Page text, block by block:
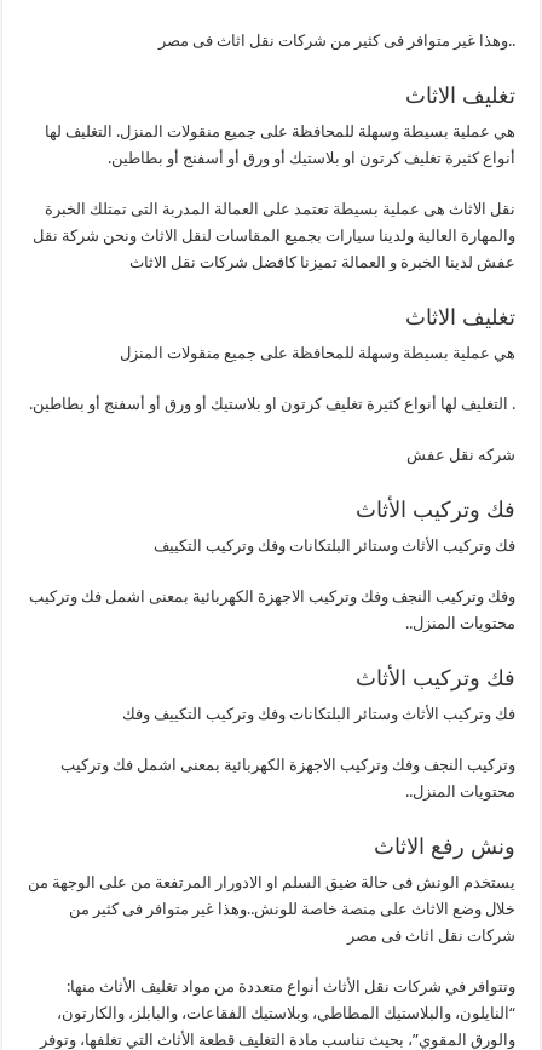
..وهذا غير متوافر فى كثير من شركات نقل اثاث فى مصر
تغليف الاثاث
هي عملية بسيطة وسهلة للمحافظة على جميع منقولات المنزل. التغليف لها
أنواع كثيرة تغليف كرتون او بلاستيك أو ورق أو أسفنج أو بطاطين.
نقل الاثاث هى عملية بسيطة تعتمد على العمالة المدربة التى تمتلك الخبرة
والمهارة العالية ولدينا سيارات بجميع المقاسات لنقل الاثاث ونحن شركة نقل
عفش لدينا الخبرة و العمالة تميزنا كافضل شركات نقل الاثاث
تغليف الاثاث
هي عملية بسيطة وسهلة للمحافظة على جميع منقولات المنزل
. التغليف لها أنواع كثيرة تغليف كرتون او بلاستيك أو ورق أو أسفنج أو بطاطين.
شركه نقل عفش
فك وتركيب الأثاث
فك وتركيب الأثاث وستائر البلتكانات وفك وتركيب التكييف
وفك وتركيب النجف وفك وتركيب الاجهزة الكهربائية بمعنى اشمل فك وتركيب
محتويات المنزل..
فك وتركيب الأثاث
فك وتركيب الأثاث وستائر البلتكانات وفك وتركيب التكييف وفك
وتركيب النجف وفك وتركيب الاجهزة الكهربائية بمعنى اشمل فك وتركيب
محتويات المنزل..
ونش رفع الاثاث
يستخدم الونش فى حالة ضيق السلم او الادورار المرتفعة من على الوجهة من
خلال وضع الاثاث على منصة خاصة للونش..وهذا غير متوافر فى كثير من
شركات نقل اثاث فى مصر
وتتوافر في شركات نقل الأثاث أنواع متعددة من مواد تغليف الأثاث منها:
“النايلون، والبلاستيك المطاطي، وبلاستيك الفقاعات، والبابلز، والكارتون،
والورق المقوي”، بحيث تناسب مادة التغليف قطعة الأثاث التي تغلفها، وتوفر